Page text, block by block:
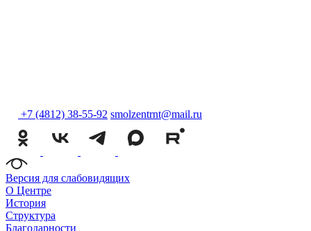
+7 (4812) 38-55-92 smolzentrnt@mail.ru
Версия для слабовидящих
О Центре
История
Структура
Благодарности